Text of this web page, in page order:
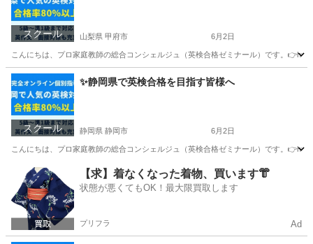
スクール 山梨県 甲府市 6月2日
こんにちは、プロ家庭教師の総合コンシェルジュ（英検合格ゼミナール）です。
山梨 甲府市 英検 1級
スクール
✨静岡県で英検合格を目指す皆様へ
静岡県 静岡市 6月2日
こんにちは、プロ家庭教師の総合コンシェルジュ（英検合格ゼミナール）です。
静岡 静岡市 英検 オンライン
【求】着なくなった着物、買います👘
状態が悪くてもOK！最大限買取します
プリフラ Ad